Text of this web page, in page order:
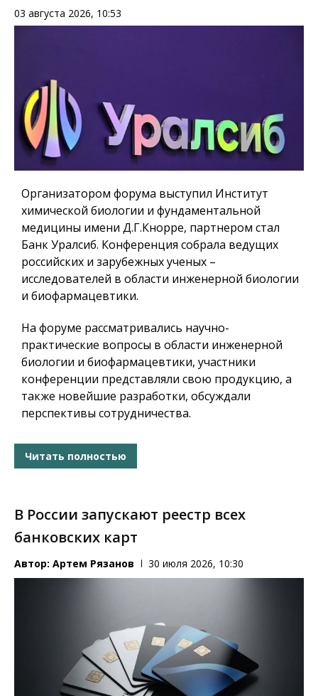
03 августа 2026, 10:53
Организатором форума выступил Институт
химической биологии и фундаментальной
медицины имени Д.Г.Кнорре, партнером стал
Банк Уралсиб. Конференция собрала ведущих
российских и зарубежных ученых –
исследователей в области инженерной биологии
и биофармацевтики.
На форуме рассматривались научно-
практические вопросы в области инженерной
биологии и биофармацевтики, участники
конференции представляли свою продукцию, а
также новейшие разработки, обсуждали
перспективы сотрудничества.
Читать полностью
В России запускают реестр всех
банковских карт
Автор: Артем Рязанов 30 июля 2026, 10:30